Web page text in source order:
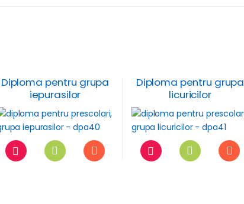
Diploma pentru grupa
iepurasilor
Diploma pentru grupa
licuricilor